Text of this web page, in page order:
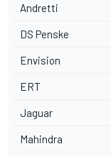
Andretti
DS Penske
Envision
ERT
Jaguar
Mahindra